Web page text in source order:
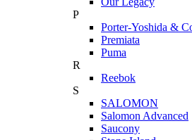
P
Porter-Yoshida &
Premiata
Puma
R
Reebok
S
SALOMON
Salomon Advanced
Saucony